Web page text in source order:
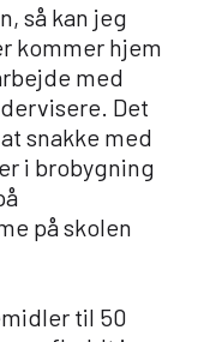
så kan jeg
kommer hjem
med
Det
snakke med
i brobygning
på skolen
til 50